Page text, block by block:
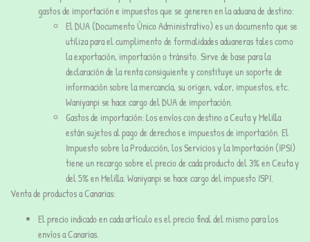
gastos de importación e impuestos que se generen en la aduana de destino:
El DUA (Documento Único Administrativo) es un documento que se
utiliza para el cumplimento de formalidades aduaneras tales como
la exportación, importación o tránsito. Sirve de base para la
declaración de la renta consiguiente y constituye un soporte de
información sobre la mercancía, su origen, valor, impuestos, etc.
Waniyanpi se hace cargo del DUA de importación.
Gastos de importación: Los envíos con destino a Ceuta y Melilla
están sujetos al pago de derechos e impuestos de importación. El
Impuesto sobre la Producción, los Servicios y la Importación (IPSI)
tiene un recargo sobre el precio de cada producto del 3% en Ceuta y
del 5% en Melilla. Waniyanpi se hace cargo del impuesto ISPI.
Venta de productos a Canarias:
El precio indicado en cada artículo es el precio final del mismo para los
envíos a Canarias.